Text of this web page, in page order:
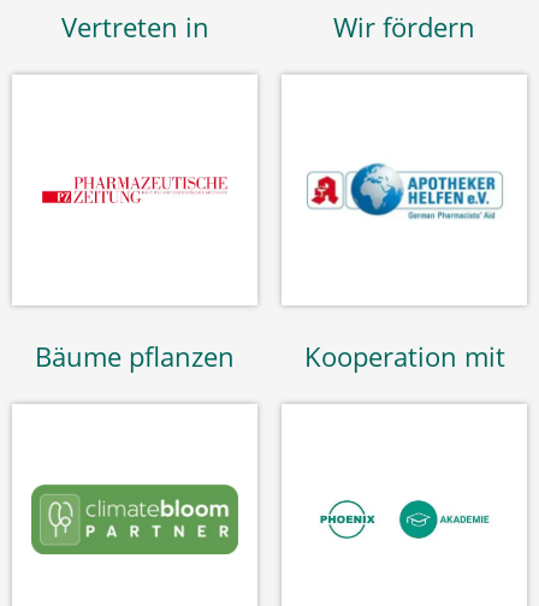
Vertreten in Wir fördern
Bäume pflanzen Kooperation mit